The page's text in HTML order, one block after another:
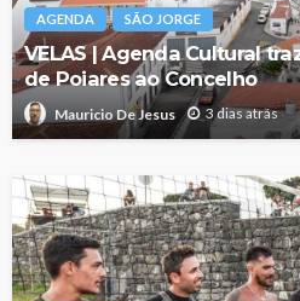
AGENDA SÃO JORGE
VELAS | Agenda Cultural
de Poiares ao Concelho
Mauricio De Jesus 3 dias atrás